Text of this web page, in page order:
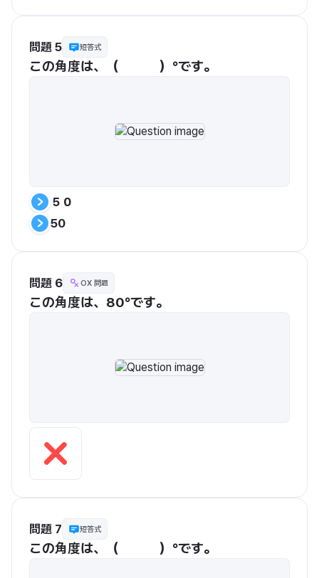
問題 5 短答式
この角度は、（　　　）°です。
５０
50
問題 6 OX 問題
問題 7 短答式